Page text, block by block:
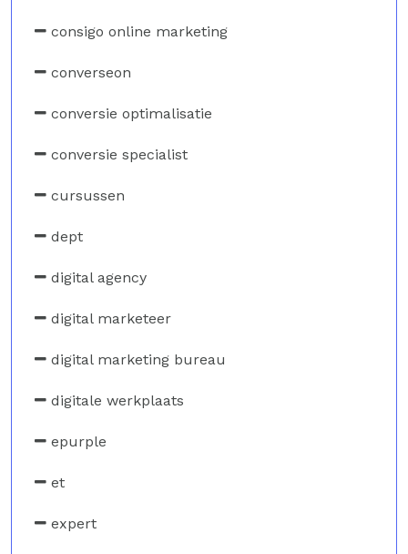
consigo online marketing
converseon
conversie optimalisatie
conversie specialist
cursussen
dept
digital agency
digital marketeer
digital marketing bureau
digitale werkplaats
epurple
et
expert